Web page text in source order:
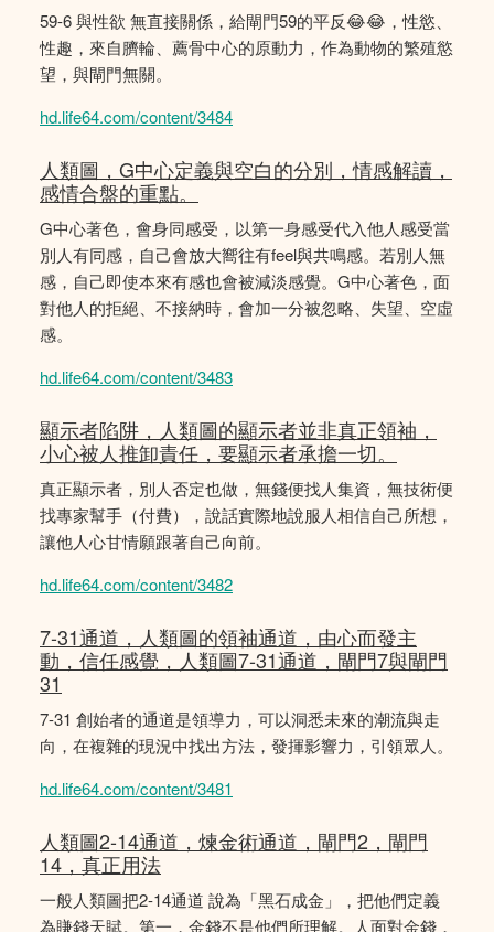
59-6 與性欲 無直接關係，給閘門59的平反😂😂，性慾、
性趣，來自臍輪、薦骨中心的原動力，作為動物的繁殖慾
望，與閘門無關。
hd.life64.com/content/3484
人類圖，G中心定義與空白的分別，情感解讀，
感情合盤的重點。
G中心著色，會身同感受，以第一身感受代入他人感受當
別人有同感，自己會放大嚮往有feel與共鳴感。若別人無
感，自己即使本來有感也會被減淡感覺。G中心著色，面
對他人的拒絕、不接納時，會加一分被忽略、失望、空虛
感。
hd.life64.com/content/3483
顯示者陷阱，人類圖的顯示者並非真正領袖，
小心被人推卸責任，要顯示者承擔一切。
真正顯示者，別人否定也做，無錢便找人集資，無技術便
找專家幫手（付費），說話實際地說服人相信自己所想，
讓他人心甘情願跟著自己向前。
hd.life64.com/content/3482
7-31通道，人類圖的領袖通道，由心而發主
動，信任感覺，人類圖7-31通道，閘門7與閘門
31
7-31 創始者的通道是領導力，可以洞悉未來的潮流與走
向，在複雜的現況中找出方法，發揮影響力，引領眾人。
hd.life64.com/content/3481
人類圖2-14通道，煉金術通道，閘門2，閘門
14，真正用法
一般人類圖把2-14通道 說為「黑石成金」，把他們定義
為賺錢天賦。第一，金錢不是他們所理解。人面對金錢，